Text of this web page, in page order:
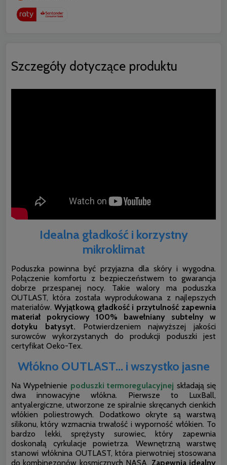
Szczegóły dotyczące produktu
Idealna gładkość i korzystny
mikroklimat
Poduszka powinna być przyjazna dla skóry i wygodna.
Połączenie komfortu z bezpieczeństwem to gwarancja
dobrze przespanej nocy. Takie walory ma poduszka
OUTLAST, która została wyprodukowana z najlepszych
materiałów. Wyjątkową gładkość i przytulność zapewnia
materiał pokryciowy 100% bawełniany subtelny w
dotyku batysyt. Potwierdzeniem najwyższej jakości
surowców wykorzystanych do produkcji poduszki jest
certyfikat Oeko-Tex.
Włókno OUTLAST... i wszystko jasne
Na Wypełnienie poduszki termoregulacyjnej składają się
dwa innowacyjne włókna. Pierwsze to LuxBall,
antyalergiczne, utworzone ze spiralnie skręcanych cienkich
włókien poliestrowych. Dodatkowo okryte są warstwą
silikonu, który wzmacnia trwałość i wyporność włókien. To
bardzo lekki, sprężysty surowiec, który zapewnia
doskonałą cyrkulacje powietrza. Wewnętrzną warstwę
stanowi włóknina OUTLAST, która pierwotniej stosowana
do kombinezonów kosmicznych NASA. Zapewnia idealny